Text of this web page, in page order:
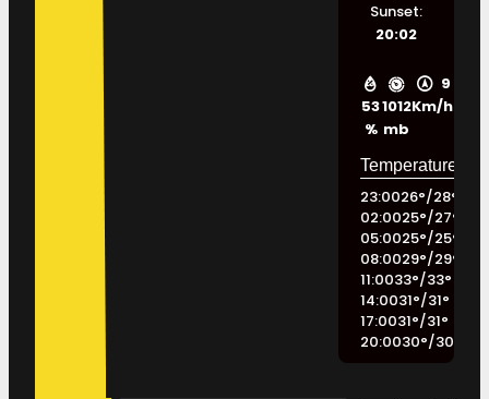
53
%
1012
mb
9
Km/h
Sunset:
20:02
23:0026°/28°
02:0025°/27°
05:0025°/25°
08:0029°/29°
11:0033°/33°
14:0031°/31°
17:0031°/31°
20:0030°/30